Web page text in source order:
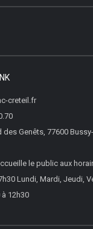
creteil.fr
Genêts, 77600
le public aux
Lundi, Mardi, Jeudi,
12h30